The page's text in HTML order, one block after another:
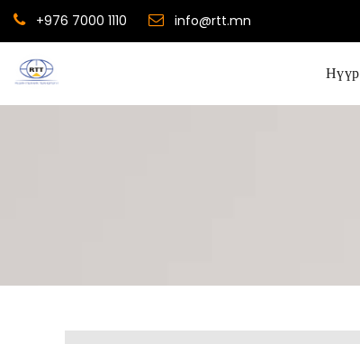
+976 7000 1110 info@rtt.mn
Нүүр